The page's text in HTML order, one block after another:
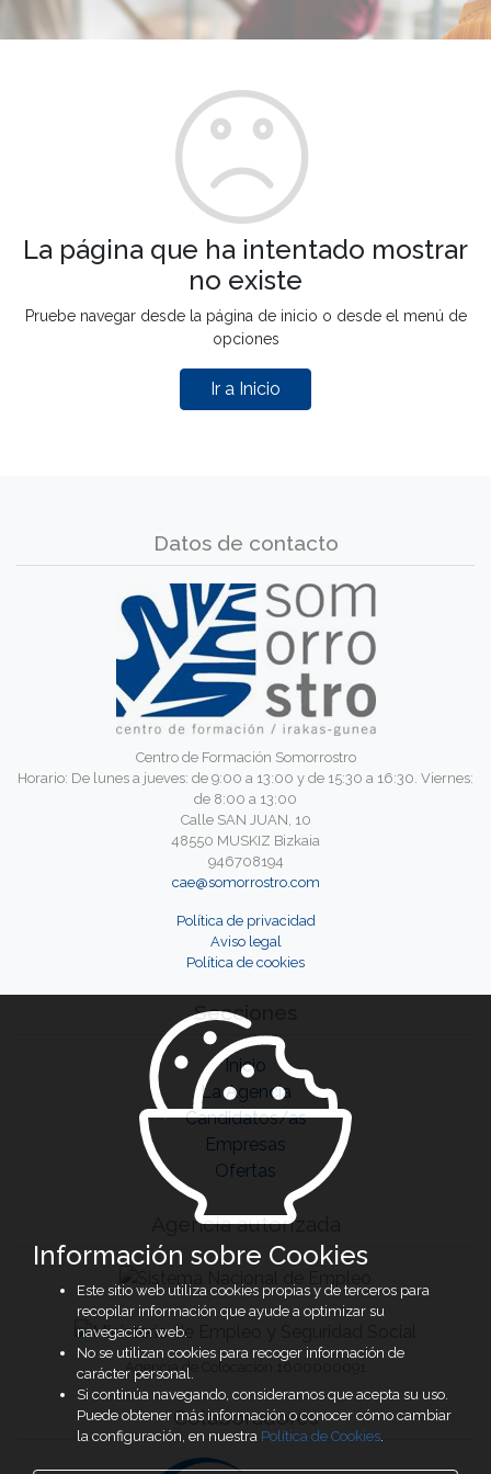
La página que ha intentado mostrar
no existe
Pruebe navegar desde la página de inicio o desde el menú de
opciones
Ir a Inicio
Datos de contacto
Centro de Formación Somorrostro
Horario: De lunes a jueves: de 9:00 a 13:00 y de 15:30 a 16:30. Viernes:
de 8:00 a 13:00
Calle SAN JUAN, 10
48550 MUSKIZ Bizkaia
946708194
cae@somorrostro.com
Política de privacidad
Aviso legal
Política de cookies
Secciones
Inicio
La Agencia
Candidatos/as
Empresas
Ofertas
Agencia autorizada
Agencia de Colocación 1600000091
Colaboradores
Información sobre Cookies
Este sitio web utiliza cookies propias y de terceros para
recopilar información que ayude a optimizar su
navegación web.
No se utilizan cookies para recoger información de
carácter personal.
Si continúa navegando, consideramos que acepta su uso.
Puede obtener más información o conocer cómo cambiar
la configuración, en nuestra Política de Cookies.